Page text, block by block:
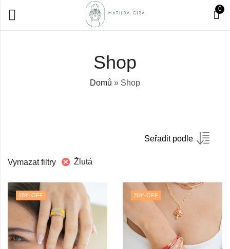
0
Shop
Domů » Shop
Seřadit podle
Vymazat filtry Žlutá
18% OFF 20% OFF